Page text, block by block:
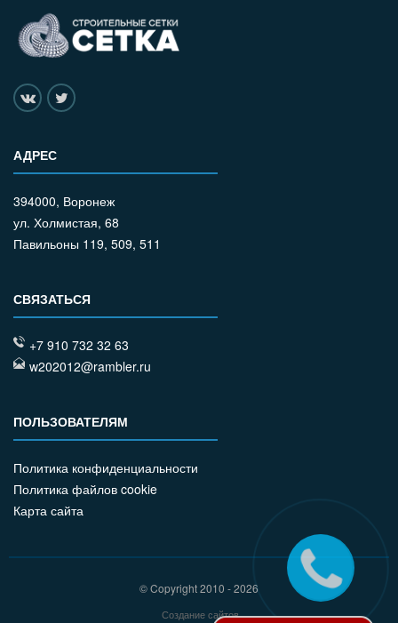
АДРЕС
394000, Воронеж
ул. Холмистая, 68
Павильоны 119, 509, 511
СВЯЗАТЬСЯ
+7 910 732 32 63
w202012@rambler.ru
ПОЛЬЗОВАТЕЛЯМ
Политика конфиденциальности
Политика файлов cookie
Карта сайта
© Copyright 2010 - 2026
Создание сайтов